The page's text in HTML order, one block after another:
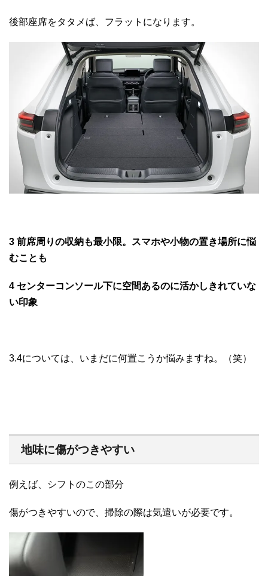
後部座席をタタメば、フラットになります。
3 前席周りの収納も最小限。スマホや小物の置き場所に悩
むことも
4 センターコンソール下に空間あるのに活かしきれていな
い印象
3.4については、いまだに何置こうか悩みますね。（笑）
地味に傷がつきやすい
例えば、シフトのこの部分
傷がつきやすいので、掃除の際は気遣いが必要です。